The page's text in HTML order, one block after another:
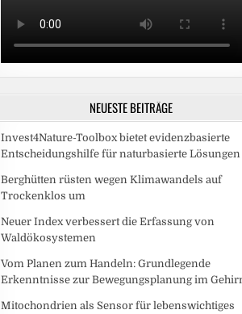
NEUESTE BEITRÄGE
Invest4Nature-Toolbox bietet evidenzbasierte
Entscheidungshilfe für naturbasierte Lösungen
Berghütten rüsten wegen Klimawandels auf
Trockenklos um
Neuer Index verbessert die Erfassung von
Waldökosystemen
Vom Planen zum Handeln: Grundlegende
Erkenntnisse zur Bewegungsplanung im
Mitochondrien als Sensor für lebenswichtiges